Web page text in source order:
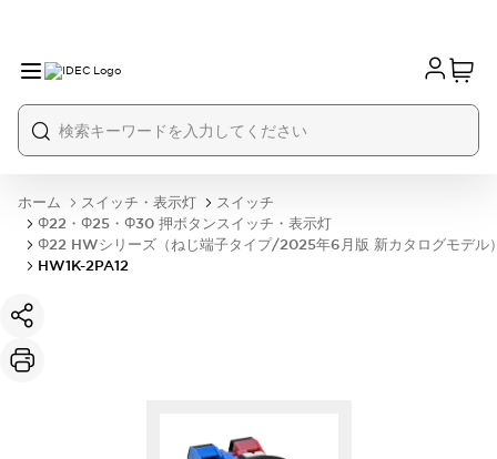
ホーム スイッチ・表示灯
スイッチ
Φ22・Φ25・Φ30 押ボタンスイッチ・表示灯
Φ22 HWシリーズ（ねじ端子タイプ/2025年6月版 新カタログモデル
HW1K-2PA12